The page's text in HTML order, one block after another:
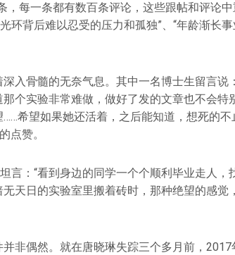
，每一条都有数百条评论，这些跟帖和评论
环背后难以忍受的压力和孤独”、“年龄渐长
入骨髓的无奈气息。其中一名博士生留言说
个实验非常难做，做好了发的文章也不会特
希望如果她还活着，之后能知道，想死的不
点赞。
言：“看到身边的同学一个个顺利毕业走人，
天日的实验室里搬着砖时，那种绝望的感觉
非偶然。就在唐晓琳失踪三个多月前，2017